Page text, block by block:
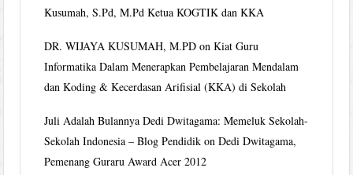
Kusumah, S.Pd, M.Pd Ketua KOGTIK dan KKA
DR. WIJAYA KUSUMAH, M.PD onKiat Guru
Informatika Dalam Menerapkan Pembelajaran Mendalam
dan Koding & Kecerdasan Arifisial (KKA) di Sekolah
Juli Adalah Bulannya Dedi Dwitagama: Memeluk Sekolah-
Sekolah Indonesia – Blog Pendidik onDedi Dwitagama,
Pemenang Guraru Award Acer 2012